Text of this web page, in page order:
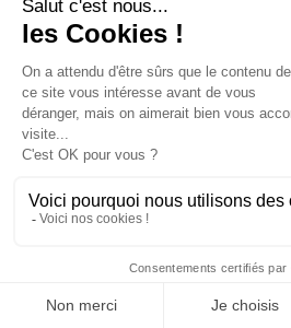
24-07-26
Réparation de batterie